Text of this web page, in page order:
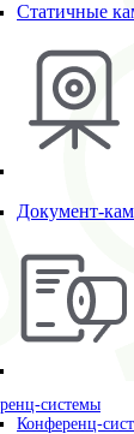
Статичные
Документ-
системы
Конференц-